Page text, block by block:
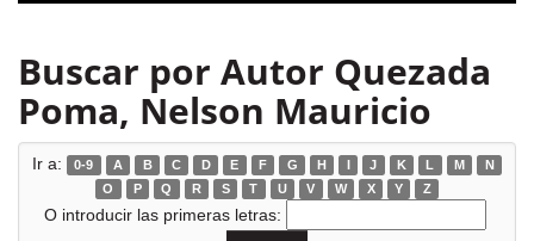
Buscar por Autor Quezada
Poma, Nelson Mauricio
Ir a: 0-9 A B C D E F G H I J K L M
N
O
P Q R S T U V W X Y Z
O introducir las primeras letras: